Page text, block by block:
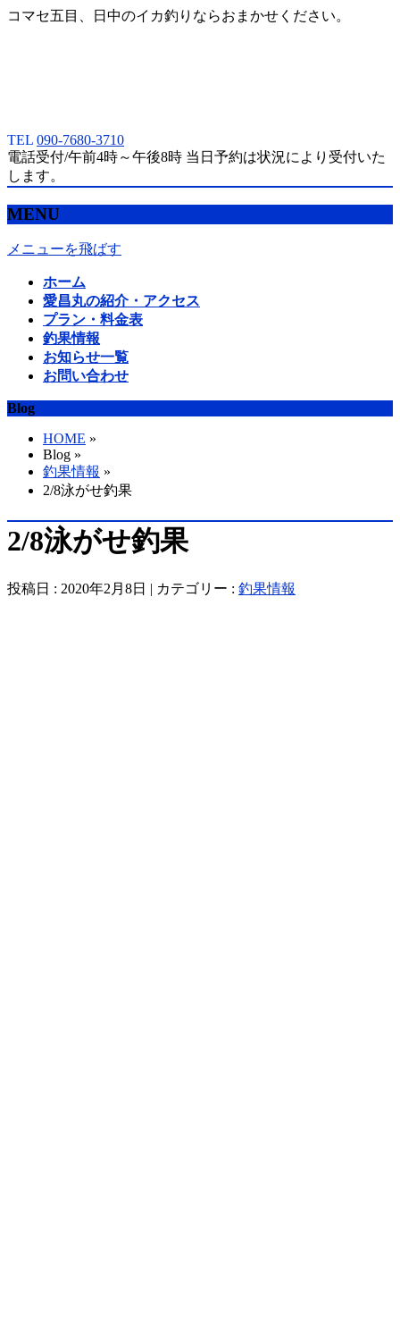
コマセ五目、日中のイカ釣りならおまかせください。
TEL 090-7680-3710
電話受付/午前4時～午後8時 当日予約は状況により受付いた
します。
MENU
メニューを飛ばす
ホーム
愛昌丸の紹介・アクセス
プラン・料金表
釣果情報
お知らせ一覧
お問い合わせ
Blog
HOME »
Blog »
釣果情報 »
2/8泳がせ釣果
2/8泳がせ釣果
投稿日 : 2020年2月8日 | カテゴリー : 釣果情報